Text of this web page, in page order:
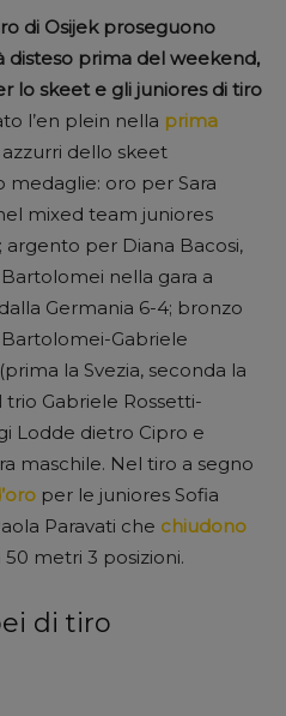
di Osijek proseguono
disteso prima del weekend,
lo skeet e gli juniores di tiro
l’en plein nella prima
azzurri dello skeet
oro per Sara
mixed team juniores
argento per Diana Bacosi,
nella gara a
Germania 6-4; bronzo
Gabriele
la Svezia, seconda la
trio Gabriele Rossetti-
Lodde dietro Cipro e
maschile. Nel tiro a segno
per le juniores Sofia
Paravati che chiudono
50 metri 3 posizioni.
di tiro